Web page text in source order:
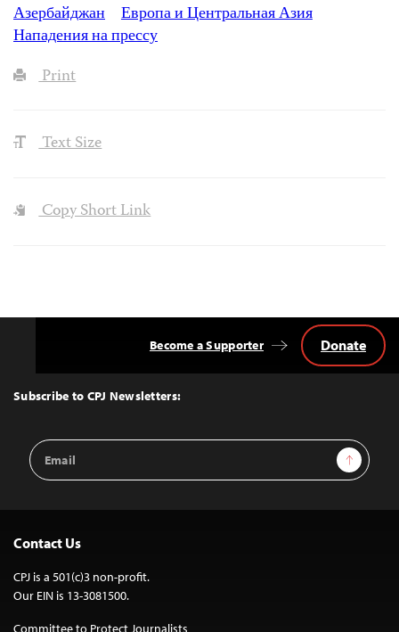
Азербайджан
Европа и Центральная Азия
Нападения на прессу
Print
Text Size
Copy Short Link
Top
Subscribe to CPJ Newsletters:
Email
Address
Sign Up
Become a Supporter Donate
Contact Us
CPJ is a 501(c)3 non-profit.
Our EIN is 13-3081500.
Committee to Protect Journalists